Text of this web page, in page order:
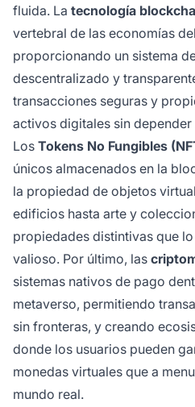
fluida. La tecnología
vertebral de las economías
proporcionando un sistema
descentralizado y
transacciones seguras y
activos digitales sin
Los Tokens No Fungibles
únicos almacenados en la
la propiedad de objetos
edificios hasta arte y
propiedades distintivas que
valioso. Por último, las
sistemas nativos de pago
metaverso, permitiendo
sin fronteras, y creando
donde los usuarios pueden
monedas virtuales que a
mundo real.